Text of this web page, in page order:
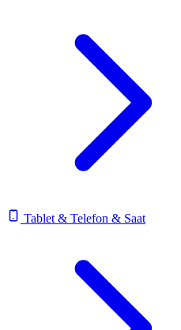
Tablet & Telefon & Saat